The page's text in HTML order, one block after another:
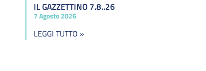
IL GAZZETTINO 7.8..26
7 Agosto 2026
LEGGI TUTTO »